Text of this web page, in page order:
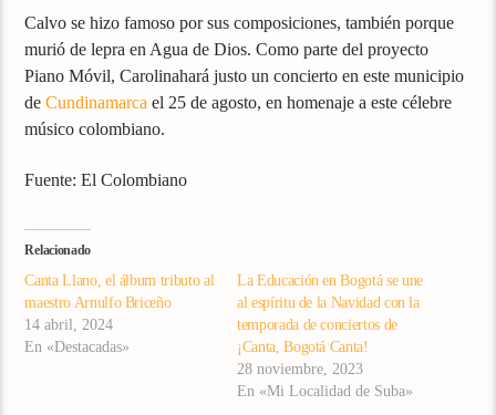
Calvo se hizo famoso por sus composiciones, también porque
murió de lepra en Agua de Dios. Como parte del proyecto
Piano Móvil, Carolinahará justo un concierto en este municipio
deCundinamarca el 25 de agosto, en homenaje a este célebre
músico colombiano.
Fuente: El Colombiano
Relacionado
Canta Llano, el álbum tributo al
maestro Arnulfo Briceño
14 abril, 2024
En «Destacadas»
La Educación en Bogotá se une
al espíritu de la Navidad con la
temporada de conciertos de
¡Canta, Bogotá Canta!
28 noviembre, 2023
En «Mi Localidad de Suba»